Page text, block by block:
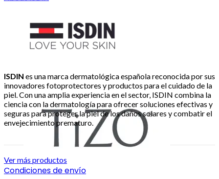
ISDIN es una marca dermatológica española reconocida por sus
innovadores fotoprotectores y productos para el cuidado de la
piel. Con una amplia experiencia en el sector, ISDIN combina la
ciencia con la dermatología para ofrecer soluciones efectivas y
seguras para proteger la piel de los daños solares y combatir el
envejecimiento prematuro.
Ver más productos
Condiciones de envío